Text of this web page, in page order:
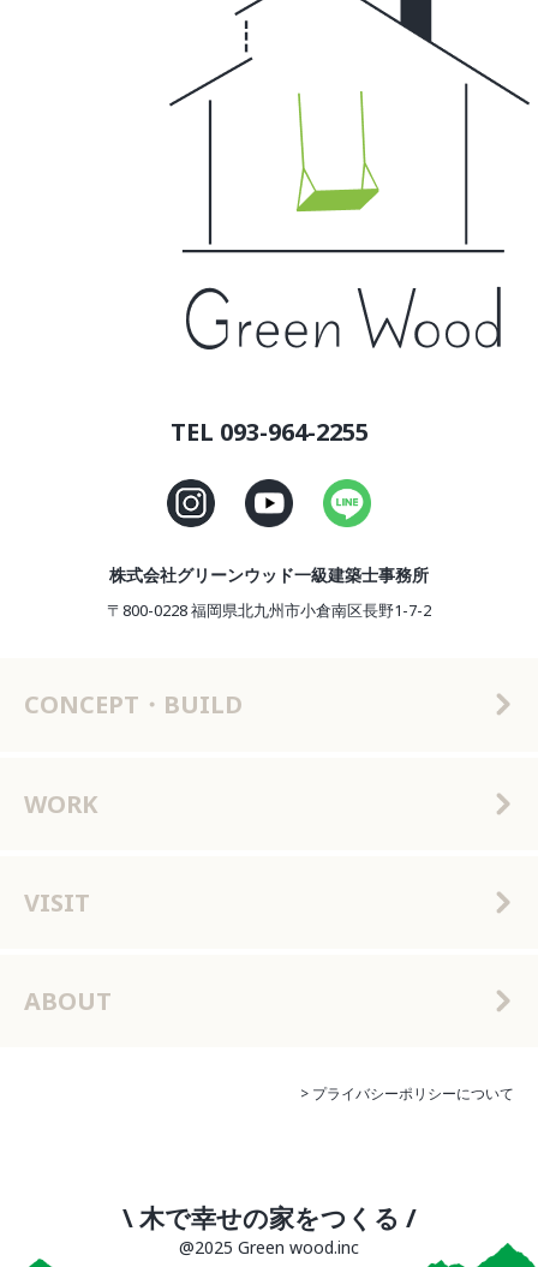
TEL 093-964-2255
株式会社グリーンウッド一級建築士事務所
〒800-0228 福岡県北九州市小倉南区長野1-7-2
CONCEPT・BUILD
WORK
VISIT
ABOUT
> プライバシーポリシーについて
\ 木で幸せの家をつくる /
@2025 Green wood.inc